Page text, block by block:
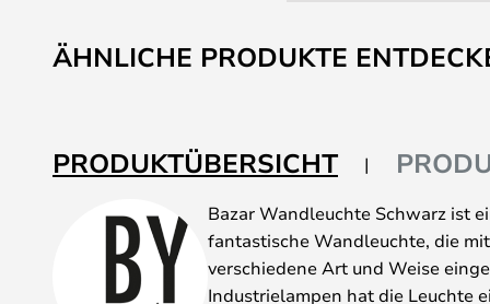
Anfang
der
ÄHNLICHE PRODUKTE
PRODUKTÜBERSICHT
Bazar Wandleuchte Schwarz ist
fantastische Wandleuchte, die
verschiedene Art und Weise
Industrielampen hat die Leuchte